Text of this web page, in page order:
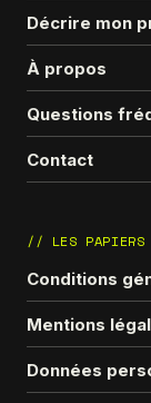
Décrire mon
À propos
Questions
Contact
// LES PAPIERS
Conditions
Mentions
Données